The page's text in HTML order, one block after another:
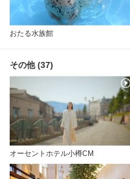
おたる水族館
その他 (37)
オーセントホテル小樽CM